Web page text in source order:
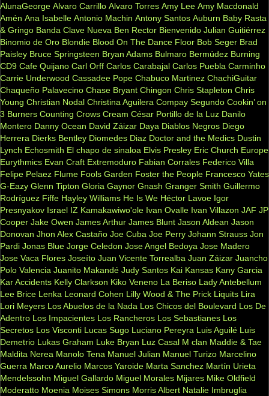
AlunaGeorge Alvaro Carrillo Alvaro Torres Amy Lee Amy Macdonald
Amén Ana Isabelle Antonio Machin Antony Santos Auburn Baby Rasta
& Gringo Banda Clave Nueva Ben Rector Bienvenido Julian Guitiérrez
Binomio de Oro Blondie Blood On The Dance Floor Bob Seger Brad
Paisley Bruce Springsteen Bryan Adams Bulmaro Bermúdez Burning
CD9 Cafe Quijano Carl Orff Carlos Carabajal Carlos Puebla Carminho
Carrie Underwood Cassadee Pope Chabuco Martinez ChachiGuitar
Chaqueño Palavecino Chase Bryant Chingon Chris Stapleton Chris
Young Christian Nodal Christina Aguilera Compay Segundo Cookin’ on
3 Burners Counting Crows Cream César Portillo de la Luz Danilo
Montero Danny Ocean David Záizar Daya Diablos Negros Diego
Herrera Dierks Bentley Diomedes Diaz Doctor and the Medics Dustin
Lynch Echosmith El chapo de sinaloa Elvis Presley Eric Church Europe
Eurythmics Evan Craft Extremoduro Fabian Corrales Federico Villa
Felipe Pelaez Flume Fools Garden Foster the People Francesco Yates
G-Eazy Glenn Tipton Gloria Gaynor Gnash Granger Smith Guillermo
Rodríguez Fiffe Hayley Williams He Is We Héctor Lavoe Igor
Presnyakov Israel IZ Kamakawiwo'ole Ivan Ovalle Ivan Villazon JAF JP
Cooper Jake Owen James Arthur James Blunt Jason Aldean Jason
Donovan Jhon Alex Castaño Joe Cuba Joe Perry Johann Strauss Jon
Pardi Jonas Blue Jorge Celedon Jose Angel Bedoya Jose Madero
Jose Vaca Flores Joseíto Juan Vicente Torrealba Juan Záizar Juancho
Polo Valencia Juanito Makandé Judy Santos Kai Kansas Kany Garcia
Kar Accidents Kelly Clarkson Kiko Veneno La Beriso Lady Antebellum
Lee Brice Lenka Leonard Cohen Lilly Wood & The Prick Liquits Lira
Lori Meyers Los Abuelos de la Nada Los Chicos del Boulevard Los De
Adentro Los Impacientes Los Rancheros Los Sebastianes Los
Secretos Los Visconti Lucas Sugo Luciano Pereyra Luis Aguilé Luis
Demetrio Lukas Graham Luke Bryan Luz Casal M clan Maddie & Tae
Maldita Nerea Manolo Tena Manuel Julian Manuel Turizo Marcelino
Guerra Marco Aurelio Marcos Yaroide Marta Sanchez Martín Urieta
Mendelssohn Miguel Gallardo Miguel Morales Mijares Mike Oldfield
Moderatto Moenia Moises Simons Morris Albert Natalie Imbruglia